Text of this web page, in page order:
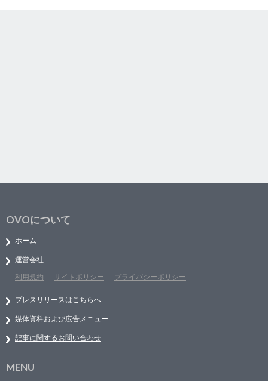
OVOについて
ホーム
運営会社
利用規約
サイトポリシー プライバシーポリシー
プレスリリースはこちらへ
媒体資料および広告メニュー
記事に関するお問い合わせ
MENU